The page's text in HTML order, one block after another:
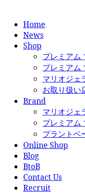
Home
News
Shop
プレミアム
プレミアム
マリオジェ
お取り扱い
Brand
マリオジェ
プレミアム
プラントベ
Online Shop
Blog
BtoB
Contact Us
Recruit